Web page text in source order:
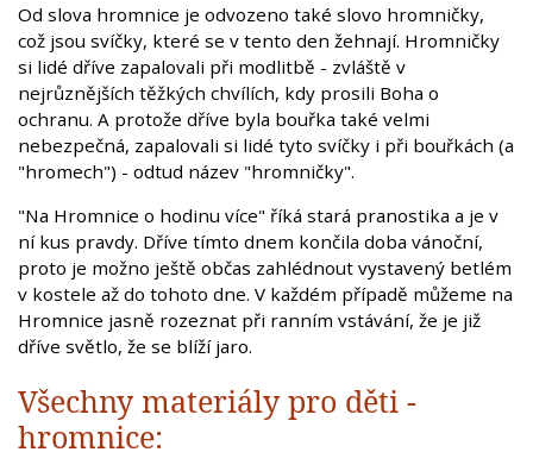
Od slova hromnice je odvozeno také slovo hromničky,
což jsou svíčky, které se v tento den žehnají. Hromničky
si lidé dříve zapalovali při modlitbě - zvláště v
nejrůznějších těžkých chvílích, kdy prosili Boha o
ochranu. A protože dříve byla bouřka také velmi
nebezpečná, zapalovali si lidé tyto svíčky i při bouřkách (a
"hromech") - odtud název "hromničky".
"Na Hromnice o hodinu více" říká stará pranostika a je v
ní kus pravdy. Dříve tímto dnem končila doba vánoční,
proto je možno ještě občas zahlédnout vystavený betlém
v kostele až do tohoto dne. V každém případě můžeme na
Hromnice jasně rozeznat při ranním vstávání, že je již
dříve světlo, že se blíží jaro.
Všechny materiály pro děti -
hromnice: